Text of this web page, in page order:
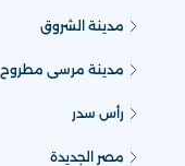
مدينة الشروق
مدينة مرسى مطروح
رأس سدر
مصر الجديدة